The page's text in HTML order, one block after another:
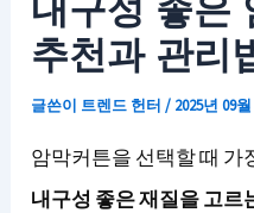
추천과 관리
글쓴이 트렌드 헌터/ 2025년 09
암막커튼을 선택할 때 가
내구성 좋은 재질을 고르